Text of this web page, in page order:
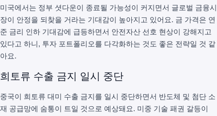
미국에서는 정부 셧다운이 종료될 가능성이 커지면서 글로벌 금융시
장이 안정을 되찾을 거라는 기대감이 높아지고 있어요. 금 가격은 연
준 금리 인하 기대감에 급등하면서 안전자산 선호 현상이 강해지고
있다고 하니, 투자 포트폴리오를 다각화하는 것도 좋은 전략일 것 같
아요.
희토류 수출 금지 일시 중단
중국이 희토류 대미 수출 금지를 일시 중단하면서 반도체 및 첨단 소
재 공급망에 숨통이 트일 것으로 예상돼요. 미중 기술 패권 갈등이